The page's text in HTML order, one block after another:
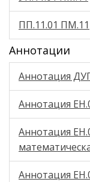
ПП.11.01 ПМ.11
Аннотации
Аннотация
Аннотация
Аннотация
Аннотация